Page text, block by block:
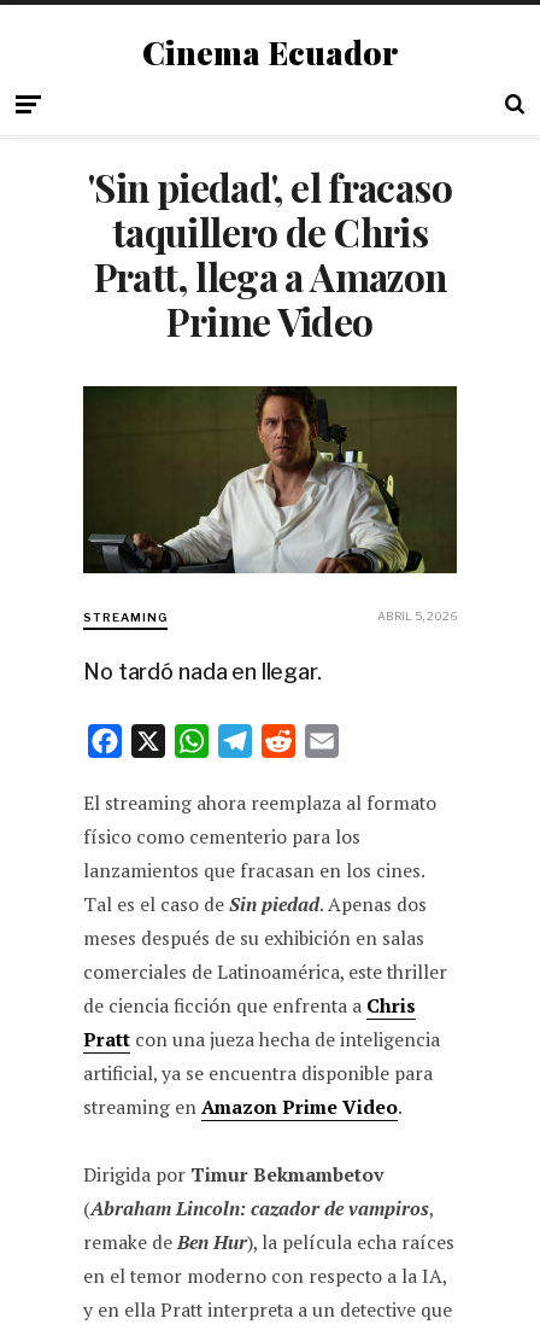
Cinema Ecuador
'Sin piedad', el fracaso
taquillero de Chris
Pratt, llega a Amazon
Prime Video
STREAMING ABRIL 5, 2026
No tardó nada en llegar.
c
e
b
o
o
k
W
a
t
s
A
p
p
T
l
e
g
r
a
m
d
d
i
t
a
i
l
El streaming ahora reemplaza al formato
físico como cementerio para los
lanzamientos que fracasan en los cines.
Tal es el caso deSin piedad. Apenas dos
meses después de su exhibición en salas
comerciales de Latinoamérica, este thriller
de ciencia ficción que enfrenta a Chris
Pratt con una jueza hecha de inteligencia
artificial, ya se encuentra disponible para
streaming enAmazon Prime Video.
Dirigida por Timur Bekmambetov
(Abraham Lincoln: cazador de vampiros,
remake deBen Hur), la película echa raíces
en el temor moderno con respecto a la IA,
y en ella Pratt interpreta a un detective que